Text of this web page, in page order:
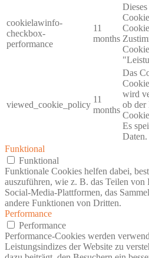
cookielawinfo-
checkbox-
performance
11
months
viewed_cookie_policy
11
months
Das
wird
ob der
Es
Daten.
Funktional
Funktional
Funktionale Cookies helfen dabei,
auszuführen, wie z. B. das Teilen von
Social-Media-Plattformen, das
andere Funktionen von Dritten.
Performance
Performance
Performance-Cookies werden
Leistungsindizes der Website zu